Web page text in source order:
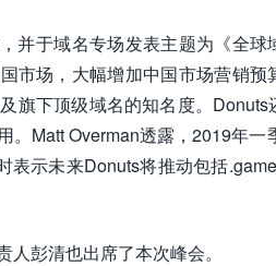
并于域名专场发表主题为《全球
市场，大幅增加中国市场营销预
旗下顶级域名的知名度。Donuts
Matt Overman透露，2019年一
示未来Donuts将推动包括
彭清也出席了本次峰会。